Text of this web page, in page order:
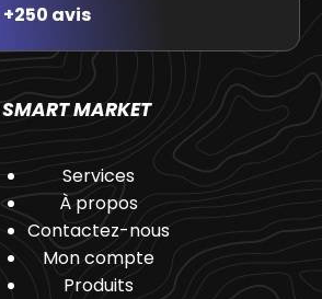
+250 avis
SMART MARKET
Services
À propos
Contactez-nous
Mon compte
Produits